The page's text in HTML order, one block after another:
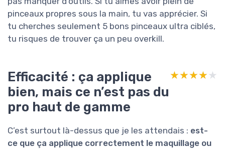
pinceaux propres sous la main, tu vas apprécier. Si
tu cherches seulement 5 bons pinceaux ultra ciblés,
tu risques de trouver ça un peu overkill.
Efficacité : ça applique
bien, mais ce n’est pas du
pro haut de gamme
★★★★★
★★★★★
C’est surtout là-dessus que je les attendais : est-
ce que ça applique correctement le maquillage ou